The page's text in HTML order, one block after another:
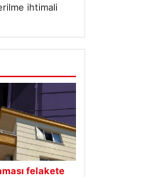
ihtimali
felakete